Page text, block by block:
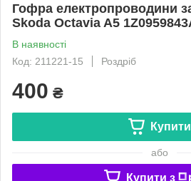
Гофра електропроводини
Skoda Octavia A5
В наявності
Код: 211221-15
Роздріб
400 ₴
Купити
або
Купити з